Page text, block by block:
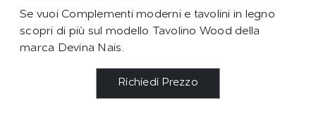
Se vuoi Complementi moderni e tavolini in legno
scopri di più sul modello Tavolino Wood della
marca Devina Nais.
Richiedi Prezzo